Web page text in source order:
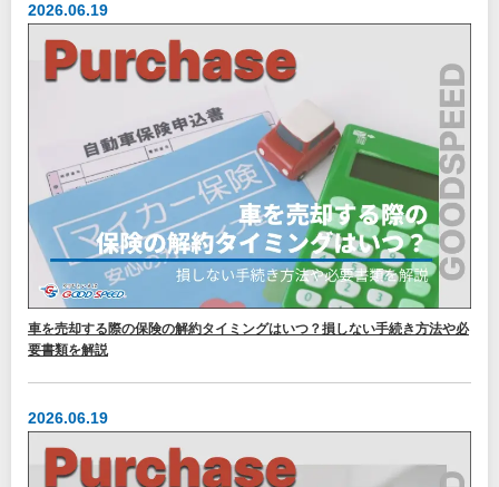
2026.06.19
車を売却する際の保険の解約タイミングはいつ？損しない手続き方法や必
要書類を解説
2026.06.19